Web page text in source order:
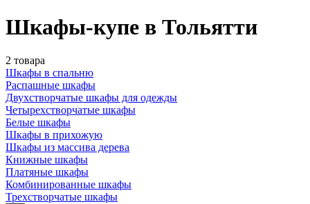
Шкафы-купе в Тольятти
2 товара
Шкафы в спальню
Распашные шкафы
Двухстворчатые шкафы для одежды
Четырехстворчатые шкафы
Белые шкафы
Шкафы в прихожую
Шкафы из массива дерева
Книжные шкафы
Платяные шкафы
Комбинированные шкафы
Трехстворчатые шкафы